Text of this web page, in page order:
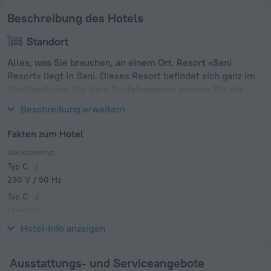
Beschreibung des Hotels
Standort
Alles, was Sie brauchen, an einem Ort. Resort «Sani
Resort» liegt in Sani. Dieses Resort befindet sich ganz im
Beschreibung erweitern
Fakten zum Hotel
Steckdosentyp
Typ C
230 V / 50 Hz
Typ C
230 V / 50 Hz
Hotel-Info anzeigen
Ausstattungs- und Serviceangebote